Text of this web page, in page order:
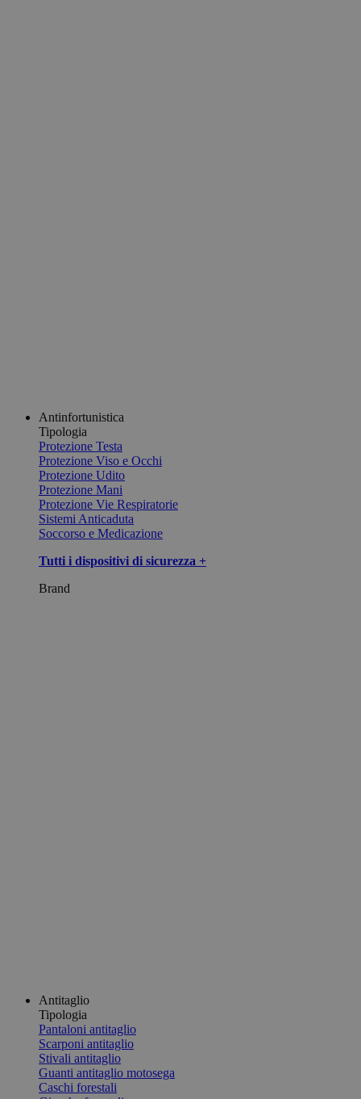
Antinfortunistica
Tipologia
Protezione Testa
Protezione Viso e Occhi
Protezione Udito
Protezione Mani
Protezione Vie Respiratorie
Sistemi Anticaduta
Soccorso e Medicazione
Tutti i dispositivi di sicurezza +
Brand
Antitaglio
Tipologia
Pantaloni antitaglio
Scarponi antitaglio
Stivali antitaglio
Guanti antitaglio motosega
Caschi forestali